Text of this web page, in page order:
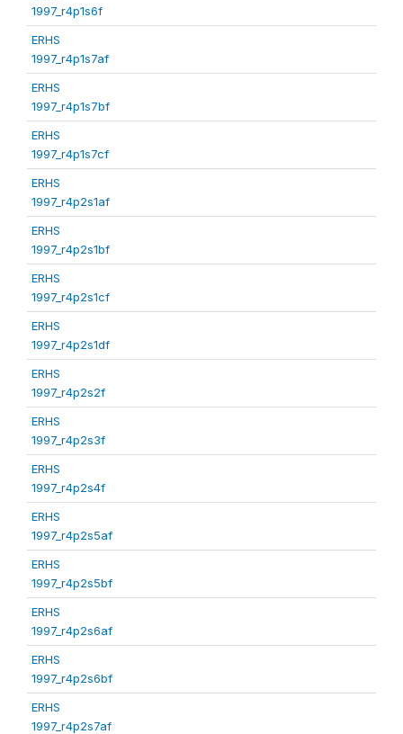
1997_r4p1s6f
ERHS
1997_r4p1s7af
ERHS
1997_r4p1s7bf
ERHS
1997_r4p1s7cf
ERHS
1997_r4p2s1af
ERHS
1997_r4p2s1bf
ERHS
1997_r4p2s1cf
ERHS
1997_r4p2s1df
ERHS
1997_r4p2s2f
ERHS
1997_r4p2s3f
ERHS
1997_r4p2s4f
ERHS
1997_r4p2s5af
ERHS
1997_r4p2s5bf
ERHS
1997_r4p2s6af
ERHS
1997_r4p2s6bf
ERHS
1997_r4p2s7af